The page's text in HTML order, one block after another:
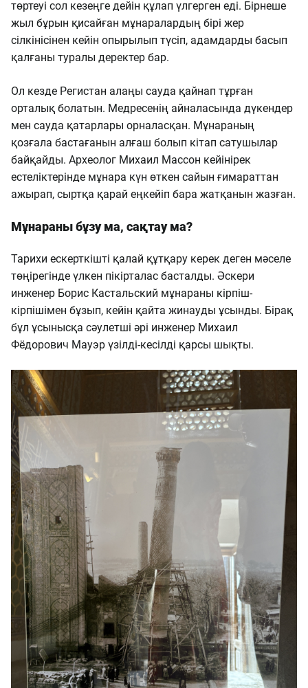
төртеуі сол кезеңге дейін құлап үлгерген еді. Бірнеше
жыл бұрын қисайған мұнаралардың бірі жер
сілкінісінен кейін опырылып түсіп, адамдарды басып
қалғаны туралы деректер бар.
Ол кезде Регистан алаңы сауда қайнап тұрған
орталық болатын. Медресенің айналасында дүкендер
мен сауда қатарлары орналасқан. Мұнараның
қозғала бастағанын алғаш болып кітап сатушылар
байқайды. Археолог Михаил Массон кейінірек
естеліктерінде мұнара күн өткен сайын ғимараттан
ажырап, сыртқа қарай еңкейіп бара жатқанын жазған.
Мұнараны бұзу ма, сақтау ма?
Тарихи ескерткішті қалай құтқару керек деген мәселе
төңірегінде үлкен пікірталас басталды. Әскери
инженер Борис Кастальский мұнараны кірпіш-
кірпішімен бұзып, кейін қайта жинауды ұсынды. Бірақ
бұл ұсынысқа сәулетші әрі инженер Михаил
Фёдорович Мауэр үзілді-кесілді қарсы шықты.